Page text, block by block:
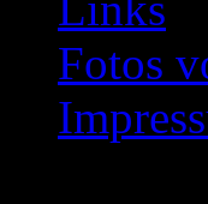
Fotos